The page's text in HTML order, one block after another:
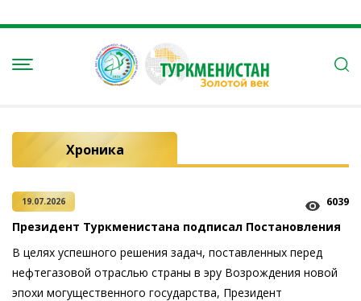
Хроника
19.07.2026 6039
Президент Туркменистана подписал Постановления
В целях успешного решения задач, поставленных перед
нефтегазовой отраслью страны в эру Возрождения новой
эпохи могущественного государства, Президент